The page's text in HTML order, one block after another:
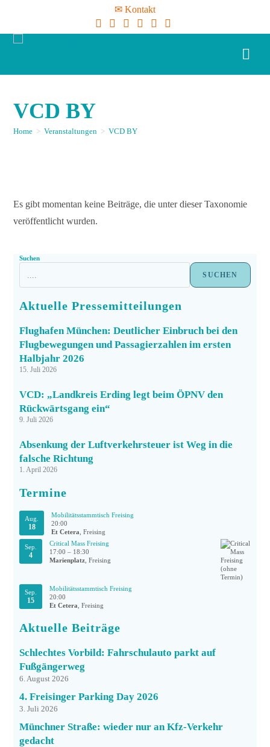
✉ Kontakt
VCD BY
Home > Veranstaltungen > VCD BY
Es gibt momentan keine Beiträge, die unter dieser Taxonomie
veröffentlicht wurden.
Suchen
SUCHEN
Aktuelle Pressemitteilungen
Flughafen München: Deutlicher Einbruch bei den
Flugbewegungen und Passagierzahlen im ersten
Halbjahr 2026
15. Juli 2026
VCD: „Landkreis Erding legt beim ÖPNV den
Rückwärtsgang ein“
9. Juli 2026
Absenkung der Luftverkehrsteuer ist Weg in die
falsche Richtung
1. April 2026
Termine
Aug.
18
Mobilitätsstammtisch Freising
20:00
Et Cetera , Freising
Sep.
4
Critical Mass Freising
17:00 – 18:30
Marienplatz , Freising
Sep.
15
Mobilitätsstammtisch Freising
20:00
Et Cetera , Freising
Aktuelle Beiträge
Schlechtes Vorbild: Fahrschulauto parkt auf
Fußgängerweg
6. August 2026
4. Freisinger Parking Day 2026
3. Juli 2026
Münchner Straße: wieder nur an Kfz-Verkehr
gedacht